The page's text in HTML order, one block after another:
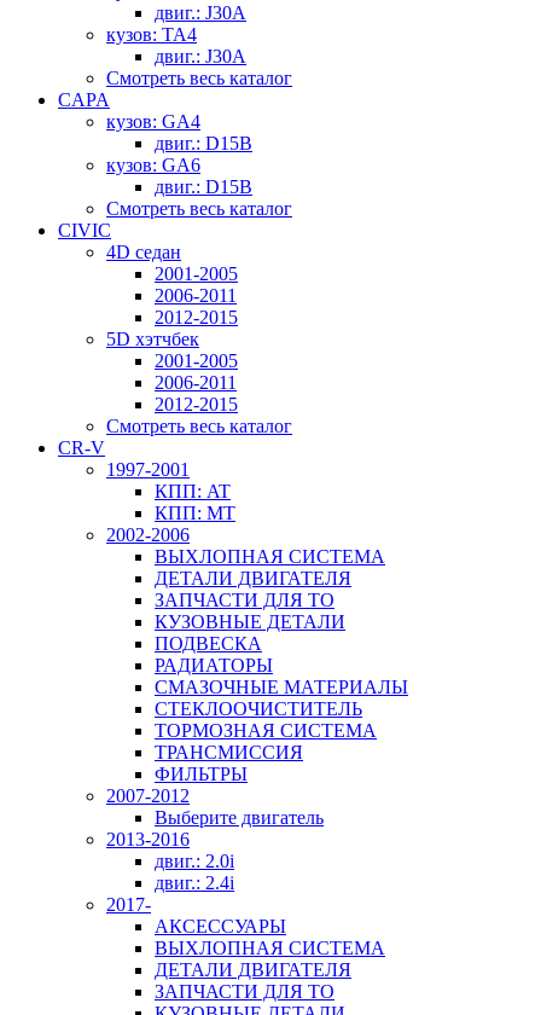
двиг.: J30A
кузов: TA4
двиг.: J30A
Смотреть весь каталог
CAPA
кузов: GA4
двиг.: D15B
кузов: GA6
двиг.: D15B
Смотреть весь каталог
CIVIC
4D седан
2001-2005
2006-2011
2012-2015
5D хэтчбек
2001-2005
2006-2011
2012-2015
Смотреть весь каталог
CR-V
1997-2001
КПП: AT
КПП: MT
2002-2006
ВЫХЛОПНАЯ СИСТЕМА
ДЕТАЛИ ДВИГАТЕЛЯ
ЗАПЧАСТИ ДЛЯ ТО
КУЗОВНЫЕ ДЕТАЛИ
ПОДВЕСКА
РАДИАТОРЫ
СМАЗОЧНЫЕ МАТЕРИАЛЫ
СТЕКЛООЧИСТИТЕЛЬ
ТОРМОЗНАЯ СИСТЕМА
ТРАНСМИССИЯ
ФИЛЬТРЫ
2007-2012
Выберите двигатель
2013-2016
двиг.: 2.0i
двиг.: 2.4i
2017-
АКСЕССУАРЫ
ВЫХЛОПНАЯ СИСТЕМА
ДЕТАЛИ ДВИГАТЕЛЯ
ЗАПЧАСТИ ДЛЯ ТО